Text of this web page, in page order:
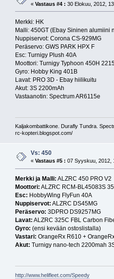
«Vastaus #4 : 30 Elokuu, 2012,
Merkki: HK
Malli: 450GT (Ebay Sininen alumiini
Nuppiservot: Corona CS-929MG
Peräservo: GWS PARK HPX F
Esc: Turnigy Plush 40A
Moottori: Turnigy Typhoon 450H
Gyro: Hobby King 401B
Lavat: PRO 3D - Ebay hiilikuitu
Akut: 3S 2200mAh
Vastaanotin: Spectrum AR6115e
Kaljakombattikone. Durafly Tundra.
rc-kopteri.blogspot.com/
Vs: 450
«Vastaus #5 : 07 Syyskuu, 2012,
Merkki ja Malli: ALZRC 450 PRO V2
Moottori: ALZRC RCM-BL45083S
Esc: HobbyWing FlyFun 40A
Nuppiservot: ALZRC DS45MG
Peräservo: 3DPRO DS9257MG
Lavat: ALZRC 325C FBL Carbon
Gyro: (ensi kevään ostoslistalla)
Vastari: OrangeRx R610 +
Akut: Turnigy nano-tech 2200mah
http://www.helifleet.com/Speedy